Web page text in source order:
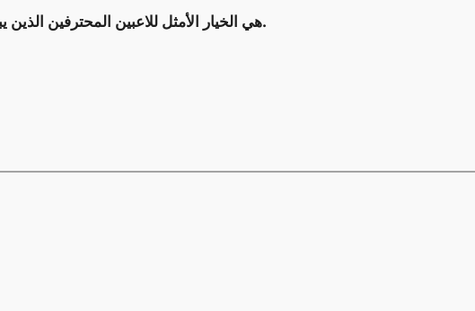
فأرة ROG Keris II Ace هي الخيار الأمثل للاعبين المحترفين الذين يبحثون عن الأداء والدقة.